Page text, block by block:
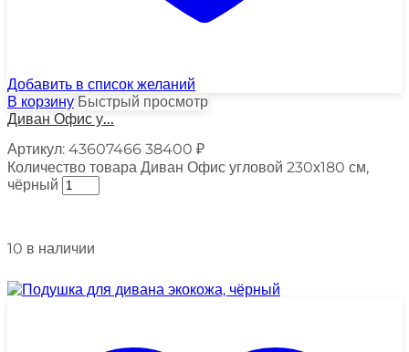
Добавить в список желаний
В корзину Быстрый просмотр
Диван Офис у...
Артикул: 43607466 38400 ₽
Количество товара Диван Офис угловой 230х180 см,
чёрный
10 в наличии